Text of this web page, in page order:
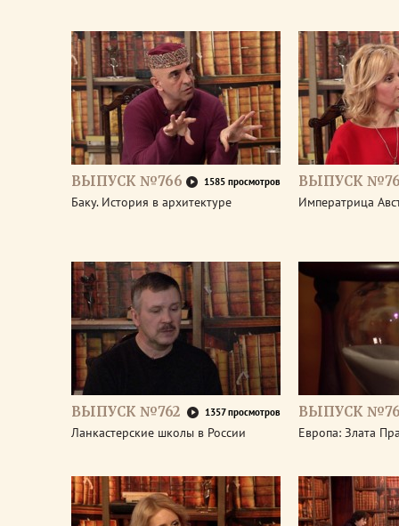
ВЫПУСК №766 1585 просмотров
Баку. История в архитектуре
ВЫПУСК
Императрица
ВЫПУСК №762 1357 просмотров
Ланкастерские школы в России
ВЫПУСК
Европа: Злата